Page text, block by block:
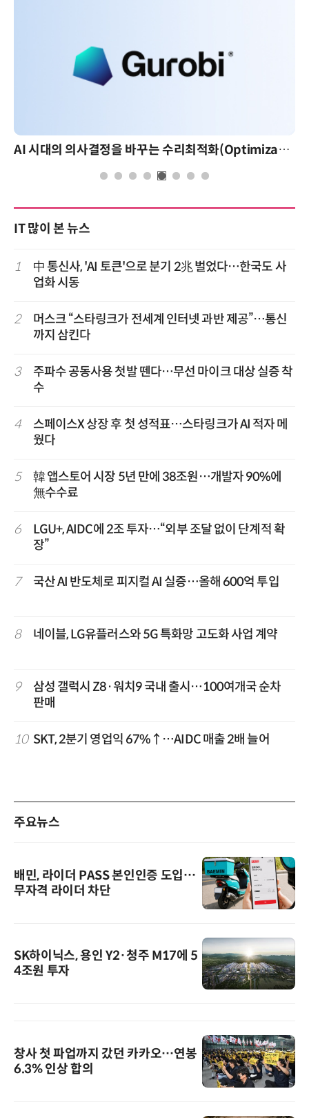
AI 시대의 의사결정을 바꾸는 수리최적화(Optimization): 실제 산업 적용 사례와 활용 전략
IT 많이 본 뉴스
1
中 통신사, 'AI 토큰'으로 분기 2兆 벌었다…한국도 사
업화 시동
2
머스크 “스타링크가 전세계 인터넷 과반 제공”…통신
까지 삼킨다
3
주파수 공동사용 첫발 뗀다…무선 마이크 대상 실증 착
수
4
스페이스X 상장 후 첫 성적표…스타링크가 AI 적자 메
웠다
5
韓 앱스토어 시장 5년 만에 38조원…개발자 90%에
無수수료
6
LGU+, AIDC에 2조 투자…“외부 조달 없이 단계적 확
장”
7 국산 AI 반도체로 피지컬 AI 실증…올해 600억 투입
8 네이블, LG유플러스와 5G 특화망 고도화 사업 계약
9
삼성 갤럭시 Z8·워치9 국내 출시…100여개국 순차
판매
10 SKT, 2분기 영업익 67%↑…AIDC 매출 2배 늘어
주요뉴스
배민, 라이더 PASS 본인인증 도입…
무자격 라이더 차단
SK하이닉스, 용인 Y2·청주 M17에 5
4조원 투자
창사 첫 파업까지 갔던 카카오…연봉
6.3% 인상 합의